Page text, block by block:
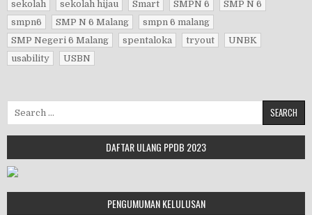
sekolah
sekolah hijau Smart SMPN 6
SMP N 6
smpn6
SMP N 6 Malang
smpn 6 malang
SMP Negeri 6 Malang
spentaloka tryout
UNBK
usability
USBN
DAFTAR ULANG PPDB 2023
PENGUMUMAN KELULUSAN